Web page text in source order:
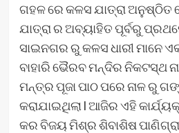
ଗହଳ ରେ କଳସ ଯାତ୍ରା ଅନୁଷ୍ଠିତ
ଯାତ୍ରା ର ଅବ୍ୟାହିତ ପୂର୍ବରୁ
ସାଇନଗର ରୁ କଳସ ଧାରୀ ମାନେ
ବାହାରି ଭୈରବ ମନ୍ଦିର ନିକଟସ୍ଥ
ମନ୍ତ୍ର ପୂଜା ପାଠ ପରେ ନାଳ ରୁ
କରାଯାଇଥିଲା l ଆଜିର ଏହି
କର ବିଜୟ ମିଶ୍ର ଶିବାଶିଷ